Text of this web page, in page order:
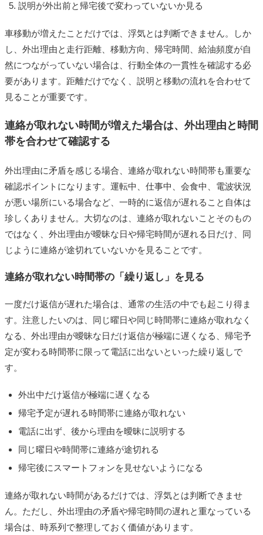
説明が外出前と帰宅後で変わっていないか見る
車移動が増えたことだけでは、浮気とは判断できません。しか
し、外出理由と走行距離、移動方向、帰宅時間、給油頻度が自
然につながっていない場合は、行動全体の一貫性を確認する必
要があります。距離だけでなく、説明と移動の流れを合わせて
見ることが重要です。
連絡が取れない時間が増えた場合は、外出理由と時間
帯を合わせて確認する
外出理由に矛盾を感じる場合、連絡が取れない時間帯も重要な
確認ポイントになります。運転中、仕事中、会食中、電波状況
が悪い場所にいる場合など、一時的に返信が遅れること自体は
珍しくありません。大切なのは、連絡が取れないことそのもの
ではなく、外出理由が曖昧な日や帰宅時間が遅れる日だけ、同
じように連絡が途切れていないかを見ることです。
連絡が取れない時間帯の「繰り返し」を見る
一度だけ返信が遅れた場合は、通常の生活の中でも起こり得ま
す。注意したいのは、同じ曜日や同じ時間帯に連絡が取れなく
なる、外出理由が曖昧な日だけ返信が極端に遅くなる、帰宅予
定が変わる時間帯に限って電話に出ないといった繰り返しで
す。
外出中だけ返信が極端に遅くなる
帰宅予定が遅れる時間帯に連絡が取れない
電話に出ず、後から理由を曖昧に説明する
同じ曜日や時間帯に連絡が途切れる
帰宅後にスマートフォンを見せないようになる
連絡が取れない時間があるだけでは、浮気とは判断できませ
ん。ただし、外出理由の矛盾や帰宅時間の遅れと重なっている
場合は、時系列で整理しておく価値があります。